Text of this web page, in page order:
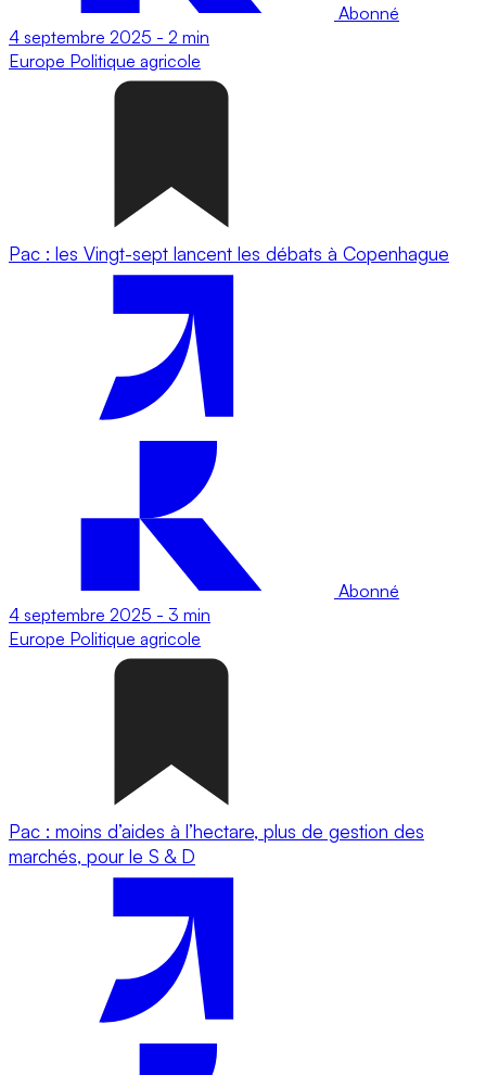
Abonné
4 septembre 2025 - 2 min
Europe Politique agricole
Pac : les Vingt-sept lancent les débats à Copenhague
Abonné
4 septembre 2025 - 3 min
Europe Politique agricole
Pac : moins d’aides à l’hectare, plus de gestion des
marchés, pour le S & D